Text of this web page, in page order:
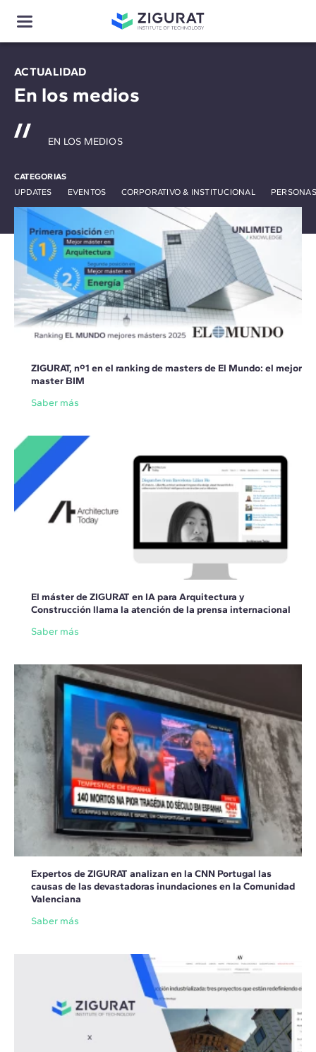
ACTUALIDAD
En los medios
CATEGORIAS
UPDATES
EVENTOS CORPORATIVO & INSTITUCIONAL
EN LOS MEDIOS
ZIGURAT, nº1 en el ranking de masters de El Mundo: el mejor
master BIM
Saber más
El máster de ZIGURAT en IA para Arquitectura y
Construcción llama la atención de la prensa internacional
Saber más
Expertos de ZIGURAT analizan en la CNN Portugal las
causas de las devastadoras inundaciones en la Comunidad
Valenciana
Saber más